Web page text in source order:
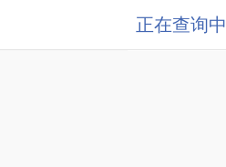
正在查询中